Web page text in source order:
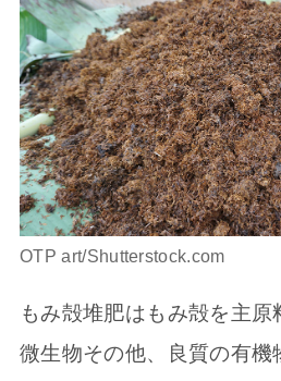
OTP art/Shutterstock.com
もみ殻堆肥はもみ殻を主原
微生物その他、良質の有機